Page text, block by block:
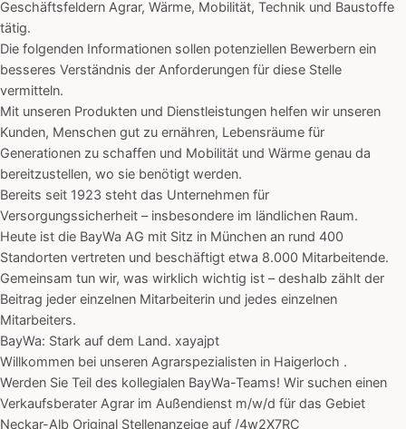
Geschäftsfeldern Agrar, Wärme, Mobilität, Technik und Baustoffe
tätig.
Die folgenden Informationen sollen potenziellen Bewerbern ein
besseres Verständnis der Anforderungen für diese Stelle
vermitteln.
Mit unseren Produkten und Dienstleistungen helfen wir unseren
Kunden, Menschen gut zu ernähren, Lebensräume für
Generationen zu schaffen und Mobilität und Wärme genau da
bereitzustellen, wo sie benötigt werden.
Bereits seit 1923 steht das Unternehmen für
Versorgungssicherheit – insbesondere im ländlichen Raum.
Heute ist die BayWa AG mit Sitz in München an rund 400
Standorten vertreten und beschäftigt etwa 8.000 Mitarbeitende.
Gemeinsam tun wir, was wirklich wichtig ist – deshalb zählt der
Beitrag jeder einzelnen Mitarbeiterin und jedes einzelnen
Mitarbeiters.
BayWa: Stark auf dem Land. xayajpt
Willkommen bei unseren Agrarspezialisten in Haigerloch .
Werden Sie Teil des kollegialen BayWa-Teams! Wir suchen einen
Verkaufsberater Agrar im Außendienst m/w/d für das Gebiet
Neckar-Alb Original Stellenanzeige auf /4w2X7RC